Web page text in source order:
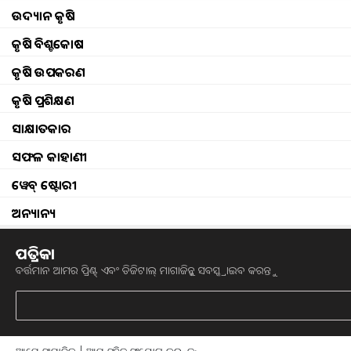
ଉଦ୍ୟାନ କୃଷି
କୃଷି ବିଶ୍ବକୋଷ
କୃଷି ଉପକରଣ
କୃଷି ପ୍ରଶିକ୍ଷଣ
ସାକ୍ଷାତକାର
ସଫଳ କାହାଣୀ
ୱେବ୍ ଷ୍ଟୋରୀ
ଅନ୍ୟାନ୍ୟ
ପତ୍ରିକା
ବର୍ତ୍ତମାନ ଆମର ପ୍ରିଣ୍ଟ୍ ଏବଂ ଡିଜିଟାଲ୍ ମାଗାଜିନ୍କୁ ସବସ୍କ୍ରାଇବ କରନ୍ତୁ